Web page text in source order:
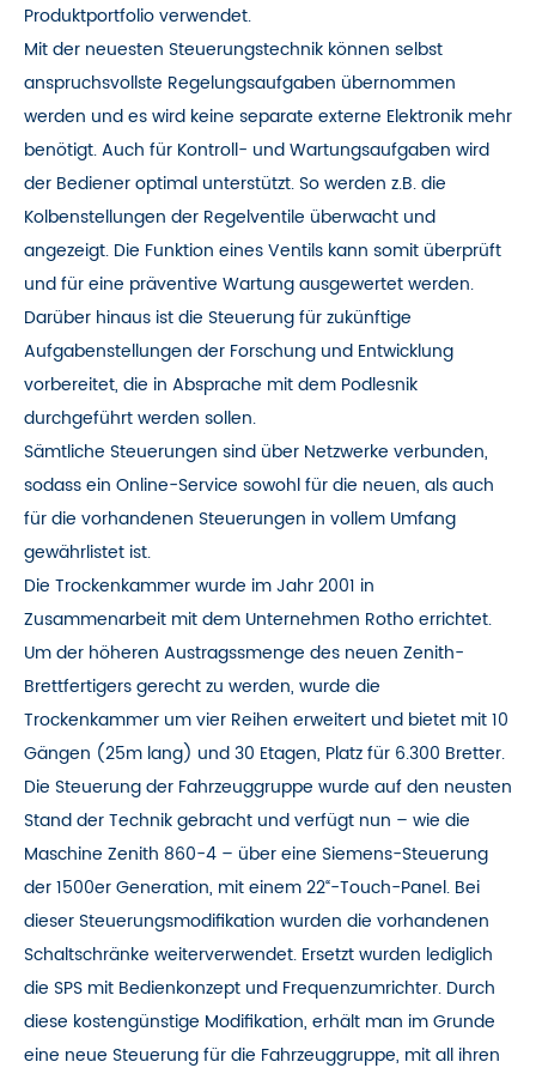
Produktportfolio verwendet.
Mit der neuesten Steuerungstechnik können selbst
anspruchsvollste Regelungsaufgaben übernommen
werden und es wird keine separate externe Elektronik mehr
benötigt. Auch für Kontroll- und Wartungsaufgaben wird
der Bediener optimal unterstützt. So werden z.B. die
Kolbenstellungen der Regelventile überwacht und
angezeigt. Die Funktion eines Ventils kann somit überprüft
und für eine präventive Wartung ausgewertet werden.
Darüber hinaus ist die Steuerung für zukünftige
Aufgabenstellungen der Forschung und Entwicklung
vorbereitet, die in Absprache mit dem Podlesnik
durchgeführt werden sollen.
Sämtliche Steuerungen sind über Netzwerke verbunden,
sodass ein Online-Service sowohl für die neuen, als auch
für die vorhandenen Steuerungen in vollem Umfang
gewährlistet ist.
Die Trockenkammer wurde im Jahr 2001 in
Zusammenarbeit mit dem Unternehmen Rotho errichtet.
Um der höheren Austragssmenge des neuen Zenith-
Brettfertigers gerecht zu werden, wurde die
Trockenkammer um vier Reihen erweitert und bietet mit 10
Gängen (25m lang) und 30 Etagen, Platz für 6.300 Bretter.
Die Steuerung der Fahrzeuggruppe wurde auf den neusten
Stand der Technik gebracht und verfügt nun – wie die
Maschine Zenith 860-4 – über eine Siemens-Steuerung
der 1500er Generation, mit einem 22“-Touch-Panel. Bei
dieser Steuerungsmodifikation wurden die vorhandenen
Schaltschränke weiterverwendet. Ersetzt wurden lediglich
die SPS mit Bedienkonzept und Frequenzumrichter. Durch
diese kostengünstige Modifikation, erhält man im Grunde
eine neue Steuerung für die Fahrzeuggruppe, mit all ihren